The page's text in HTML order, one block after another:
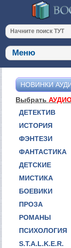
НОВИНКИ
Выбрать
ДЕТЕКТИВ
ИСТОРИЯ
ФЭНТЕЗИ
ФАНТАСТИКА
ДЕТСКИЕ
МИСТИКА
БОЕВИКИ
ПРОЗА
РОМАНЫ
ПСИХОЛОГИЯ
S.T.A.L.K.E.R.